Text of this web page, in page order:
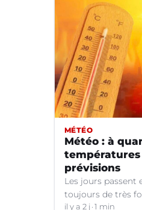
MÉTÉO
Météo : à
températures
prévisions
Les jours passent
toujours de très
dans le
il y a 2 j 1 min